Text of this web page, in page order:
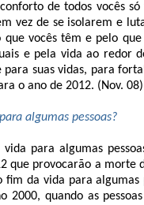
de todos vocês
vez de se isolarem e
que vocês têm e pelo
e pela vida ao redor
suas vidas, para
o ano de 2012. (Nov. 08)
algumas pessoas?
para algumas
que provocarão a morte
da vida para algumas
2000, quando as